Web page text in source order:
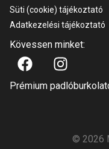
Süti (cookie) tájékoztató
Adatkezelési tájékoztató
Kövessen minket:
Prémium
© 2026